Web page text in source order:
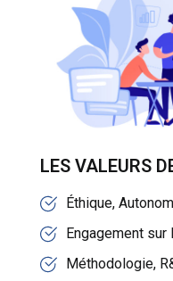
LES VALEURS
Éthique,
Engagement
Méthodologie,